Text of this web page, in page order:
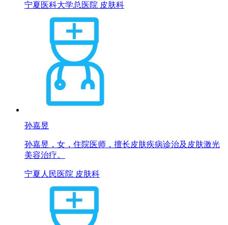
宁夏医科大学总医院 皮肤科
孙嘉昱
孙嘉昱，女，住院医师，擅长皮肤疾病诊治及皮肤激光
美容治疗。
宁夏人民医院 皮肤科